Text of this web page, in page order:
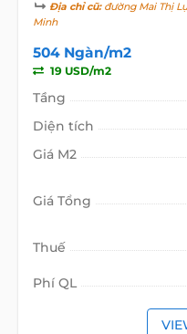
Địa chỉ cũ:đường Mai Thị
Minh
504 Ngàn/m2
19 USD/m2
Tầng
Diện tích
Giá M2
Giá Tổng
Thuế
Phí QL